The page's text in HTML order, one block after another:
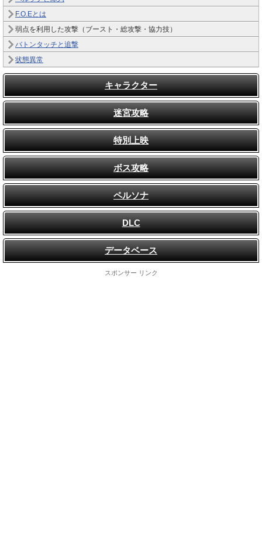
F.O.Eとは
弱点を利用した攻撃（ブースト・総攻撃・協力技）
バトンタッチと追撃
状態異常
キャラクター
迷宮攻略
特別上映
ボス攻略
ペルソナ
DLC
データベース
スポンサー リンク